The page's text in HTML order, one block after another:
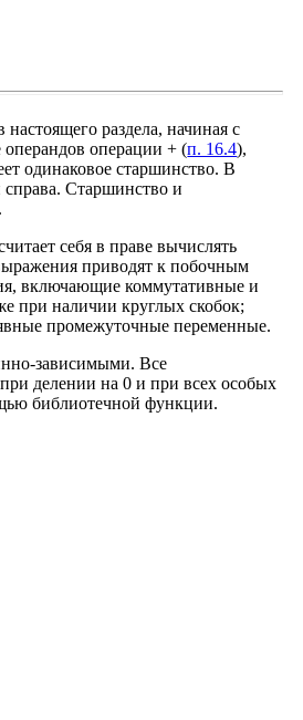
раздела, начиная с
операции + (п. 16.4),
одинаковое старшинство. В
справа. Старшинство и
.
себя в праве вычислять
приводят к побочным
включающие коммутативные и
при наличии круглых скобок;
промежуточные переменные.
зависимыми. Все
делении на 0 и при всех особых
библиотечной функции.